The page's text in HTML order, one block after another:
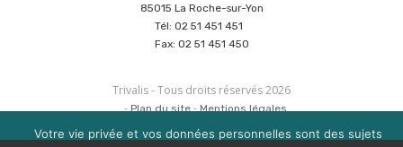
85015 La Roche-sur-Yon
Tél: 02 51 451 451
Fax: 02 51 451 450
Trivalis - Tous droits réservés 2026
Plan du site
Mentions légales
Politique de sécurité des données
Réalisation :Agence CUBE&Hypaepa
Votre vie privée et vos données personnelles sont des sujets